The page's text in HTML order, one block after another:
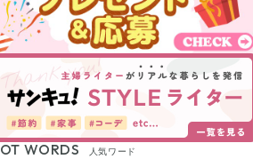
WORDS 人気ワード